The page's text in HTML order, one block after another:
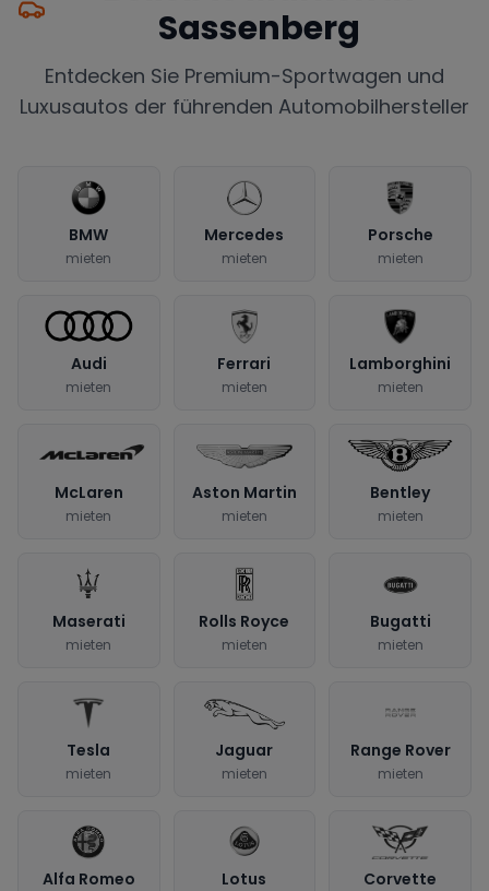
Sassenberg
Entdecken Sie Premium-Sportwagen und
Luxusautos der führenden Automobilhersteller
BMW
mieten
Mercedes
mieten
Porsche
mieten
Audi
mieten
Ferrari
mieten
Lamborghini
mieten
McLaren
mieten
Aston Martin
mieten
Bentley
mieten
Maserati
mieten
Rolls Royce
mieten
Bugatti
mieten
Tesla
mieten
Jaguar
mieten
Range Rover
mieten
Alfa Romeo Lotus Corvette